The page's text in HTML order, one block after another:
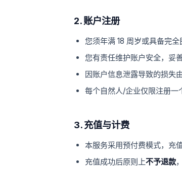
2. 账户注册
您须年满 18 周岁或具备完全
您有责任维护账户安全，妥
因账户信息泄露导致的损失
每个自然人/企业仅限注册一
3. 充值与计费
本服务采用预付费模式，充
充值成功后原则上不予退款